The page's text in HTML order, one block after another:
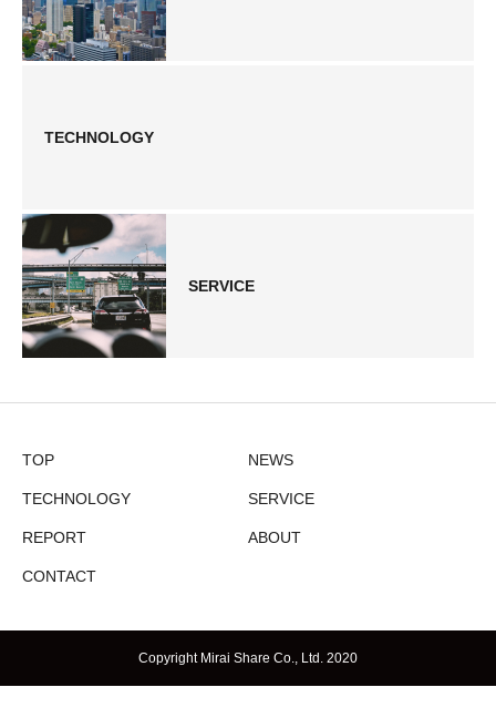
TECHNOLOGY
SERVICE
TOP NEWS
TECHNOLOGY SERVICE
REPORT ABOUT
CONTACT
Copyright Mirai Share Co., Ltd. 2020